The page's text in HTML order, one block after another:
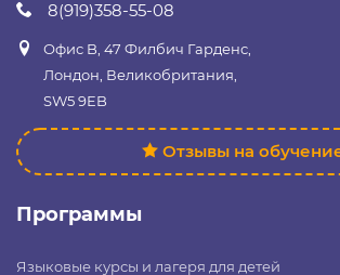
8(919)358-55-08
Офис B, 47 Филбич Гарденс,
Лондон, Великобритания,
SW5 9EB
Отзывы на
Программы
Языковые курсы и лагеря для детей